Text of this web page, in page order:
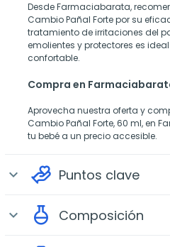
Desde Farmaciabarata,
Cambio Pañal Forte por su
tratamiento de irritaciones del
emolientes y protectores es
confortable.
Compra en
Aprovecha nuestra oferta y
Cambio Pañal Forte, 60 ml, en
tu bebé a un precio accesible.
expand_more Puntos clave
expand_more Composición